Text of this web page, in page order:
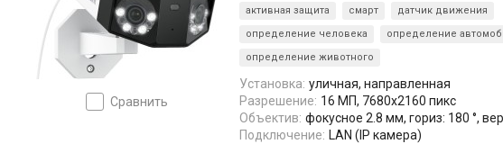
сравнить
активная защита
смарт
датчик движения
определение человека
определение
определение животного
Установка: уличная, направленная
Разрешение: 16 МП, 7680x2160 пикс
Объектив: фокусное 2.8 мм, гориз: 180 °,
Подключение: LAN (IP камера)